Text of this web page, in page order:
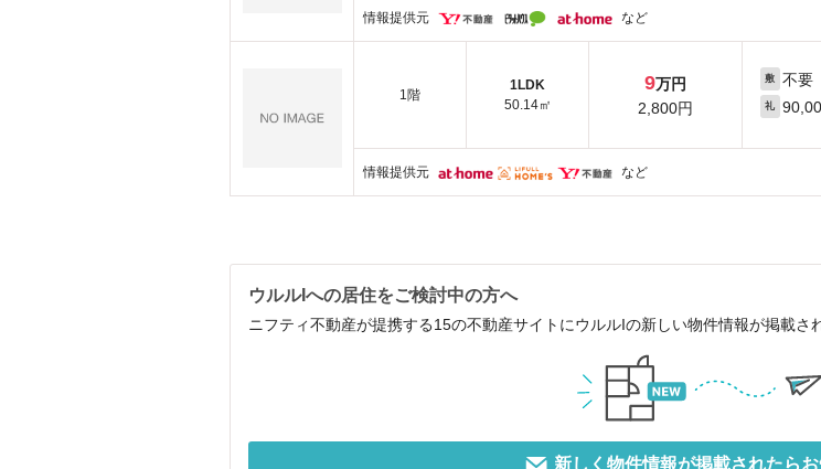
情報提供元 など
1階
1LDK
50.14㎡
9万円
2,800円
敷 不要
礼
情報提供元 など
ウルルIへの居住をご検討中の方へ
ニフティ不動産が提携する15の不動産サイトにウルルIの新しい物件情報が掲載さ
新しく物件情報が掲載されたら